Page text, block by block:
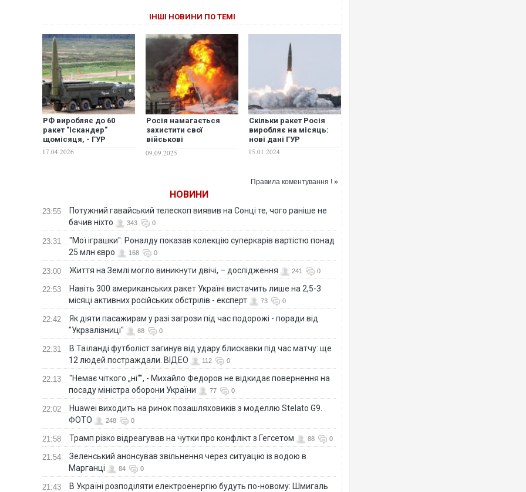
ІНШІ НОВИНИ ПО ТЕМІ
РФ виробляє до 60
ракет "Іскандер"
щомісяця, - ГУР
17.04.2026
Росія намагається
захистити свої
військові
ударів України вглиб
09.09.2025
Скільки ракет Росія
виробляє на місяць:
нові дані ГУР
15.01.2024
Правила коментування ! »
НОВИНИ
23:55
Потужний гавайський телескоп виявив на Сонці те, чого раніше не
бачив ніхто
343 0
23:31
"Мої іграшки": Роналду показав колекцію суперкарів вартістю понад
25 млн євро
168 0
23:00 Життя на Землі могло виникнути двічі, – дослідження 241 0
22:53
Навіть 300 американських ракет Україні вистачить лише на 2,5-3
місяці активних російських обстрілів - експерт
73 0
22:42
Як діяти пасажирам у разі загрози під час подорожі - поради від
"Укрзалізниці"
88 0
22:31
В Таїланді футболіст загинув від удару блискавки під час матчу: ще
12 людей постраждали. ВІДЕО
112 0
22:13
"Немає чіткого „ні“", - Михайло Федоров не відкидає повернення на
посаду міністра оборони України
77 0
22:02
Huawei виходить на ринок позашляховиків з моделлю Stelato G9.
ФОТО
248 0
21:58 Трамп різко відреагував на чутки про конфлікт з Гегсетом 88 0
21:54
Зеленський анонсував звільнення через ситуацію із водою в
Марганці
84 0
21:43
В Україні розподіляти електроенергію будуть по-новому: Шмигаль
Росія атакувала Суми КАБами:
торговельний центр, будинки, є
Топпосадовцю Повітряних Сил